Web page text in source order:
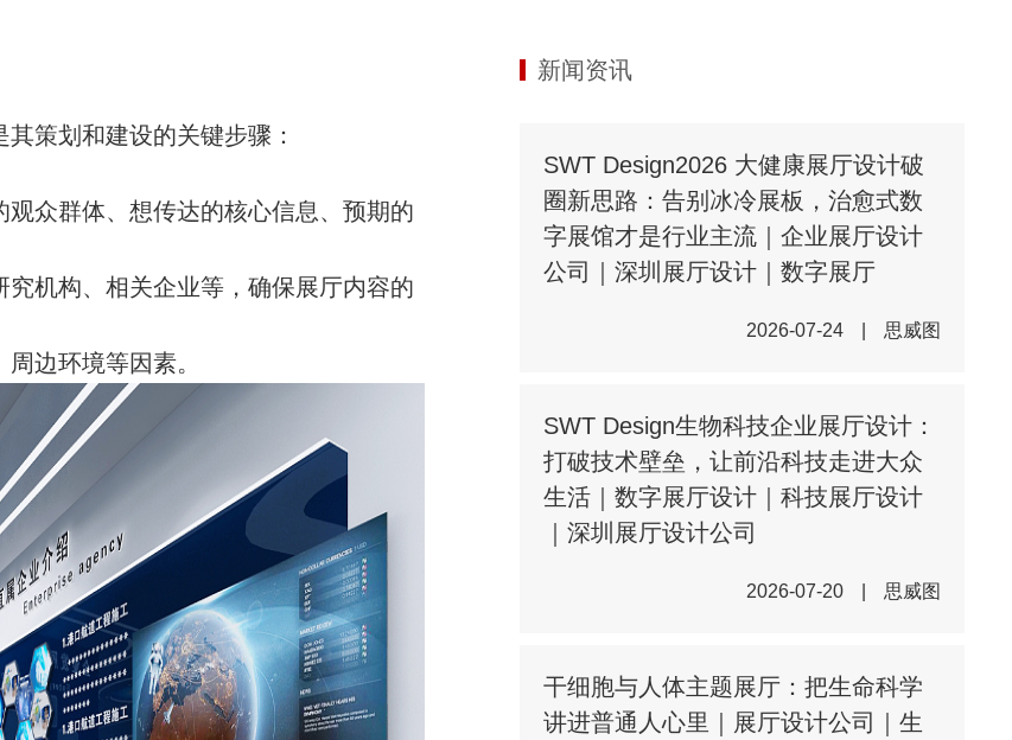
策划和建设的关键步骤：
众群体、想传达的核心信息、预期的
机构、相关企业等，确保展厅内容的
边环境等因素。
新闻资讯
SWT Design2026 大健康展厅设计破
圈新思路：告别冰冷展板，治愈式数
字展馆才是行业主流｜企业展厅设计
公司｜深圳展厅设计｜数字展厅
2026-07-24 思威图
SWT Design生物科技企业展厅设计：
打破技术壁垒，让前沿科技走进大众
生活｜数字展厅设计｜科技展厅设计
｜深圳展厅设计公司
2026-07-20 思威图
干细胞与人体主题展厅：把生命科学
讲进普通人心里｜展厅设计公司｜生